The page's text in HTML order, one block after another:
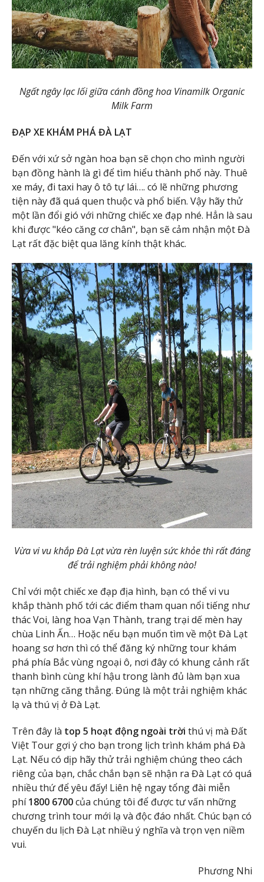
Ngất ngây lạc lối giữa cánh đồng hoa Vinamilk Organic
Milk Farm
ĐẠP XE KHÁM PHÁ ĐÀ LẠT
Đến với xứ sở ngàn hoa bạn sẽ chọn cho mình người
bạn đồng hành là gì để tìm hiểu thành phố này. Thuê
xe máy, đi taxi hay ô tô tự lái…. có lẽ những phương
tiện này đã quá quen thuộc và phổ biến. Vậy hãy thử
một lần đổi gió với những chiếc xe đạp nhé. Hẳn là sau
khi được "kéo căng cơ chân", bạn sẽ cảm nhận một Đà
Lạt rất đặc biệt qua lăng kính thật khác.
Vừa vi vu khắp Đà Lạt vừa rèn luyện sức khỏe thì rất đáng
để trải nghiệm phải không nào!
Chỉ với một chiếc xe đạp địa hình, bạn có thể vi vu
khắp thành phố tới các điểm tham quan nổi tiếng như
thác Voi, làng hoa Vạn Thành, trang trại dế mèn hay
chùa Linh Ấn… Hoặc nếu bạn muốn tìm về một Đà Lạt
hoang sơ hơn thì có thể đăng ký những tour khám
phá phía Bắc vùng ngoại ô, nơi đây có khung cảnh rất
thanh bình cùng khí hậu trong lành đủ làm bạn xua
tạn những căng thẳng. Đúng là một trải nghiệm khác
lạ và thú vị ở Đà Lạt.
Trên đây là top 5 hoạt động ngoài trời thú vị mà Đất
Việt Tour gợi ý cho bạn trong lịch trình khám phá Đà
Lạt. Nếu có dịp hãy thử trải nghiệm chúng theo cách
riêng của bạn, chắc chắn bạn sẽ nhận ra Đà Lạt có quá
nhiều thứ để yêu đấy! Liên hệ ngay tổng đài miễn
phí1800 6700của chúng tôi để được tư vấn những
chương trình tour mới lạ và độc đáo nhất. Chúc bạn có
chuyến du lịch Đà Lạt nhiều ý nghĩa và trọn vẹn niềm
vui.
Phương Nhi